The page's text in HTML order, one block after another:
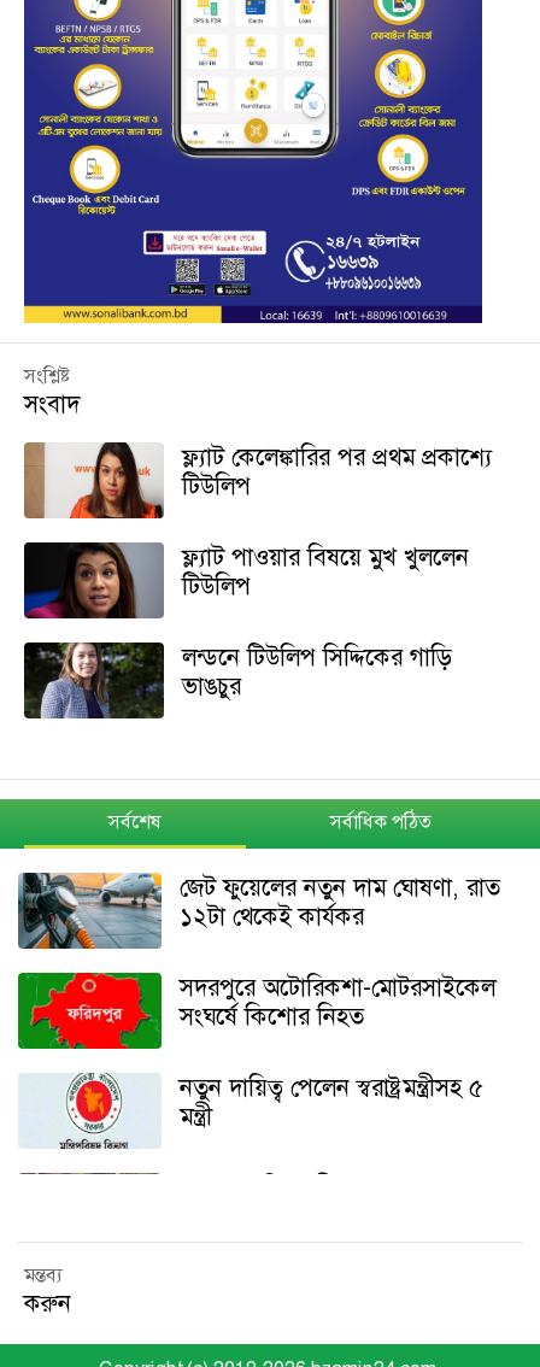
সংশ্লিষ্ট
সংবাদ
ফ্ল্যাট কেলেঙ্কারির পর প্রথম প্রকাশ্যে
টিউলিপ
ফ্ল্যাট পাওয়ার বিষয়ে মুখ খুললেন
টিউলিপ
লন্ডনে টিউলিপ সিদ্দিকের গাড়ি
ভাঙচুর
সর্বশেষ সর্বাধিক পঠিত
জেট ফুয়েলের নতুন দাম ঘোষণা, রাত
১২টা থেকেই কার্যকর
সদরপুরে অটোরিকশা-মোটরসাইকেল
সংঘর্ষে কিশোর নিহত
নতুন দায়িত্ব পেলেন স্বরাষ্ট্রমন্ত্রীসহ ৫
মন্ত্রী
দাবিতে মানববন্ধন
মন্তব্য
করুন